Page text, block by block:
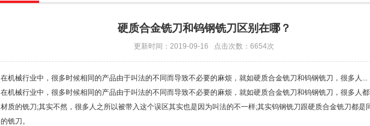
硬质合金铣刀和钨钢铣刀区别在哪？
更新时间：2019-09-16 点击次数：6654次
在机械行业中，很多时候相同的产品由于叫法的不同而导致不必要的麻烦，就如硬质合金铣刀和钨钢铣刀，很多人...
在机械行业中，很多时候相同的产品由于叫法的不同而导致不必要的麻烦，就如硬质合金铣刀和钨钢铣刀，很多人
材质的铣刀;其实不然，很多人之所以被带入这个误区其实也是因为叫法的不一样;其实钨钢铣刀跟硬质合金铣刀都是
的铣刀。